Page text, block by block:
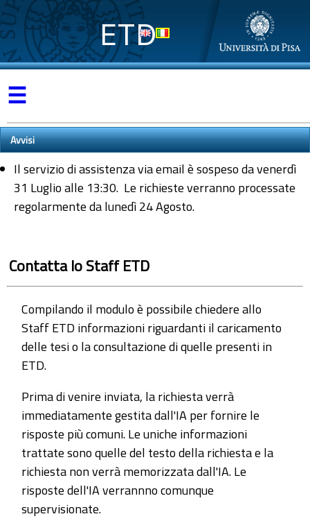
ETD
☰
Avvisi
Il servizio di assistenza via email è sospeso da venerdì
31 Luglio alle 13:30. Le richieste verranno processate
regolarmente da lunedì 24 Agosto.
Contatta lo Staff ETD
Compilando il modulo è possibile chiedere allo
Staff ETD informazioni riguardanti il caricamento
delle tesi o la consultazione di quelle presenti in
ETD.
Prima di venire inviata, la richiesta verrà
immediatamente gestita dall'IA per fornire le
risposte più comuni. Le uniche informazioni
trattate sono quelle del testo della richiesta e la
richiesta non verrà memorizzata dall'IA. Le
risposte dell'IA verrannno comunque
supervisionate.